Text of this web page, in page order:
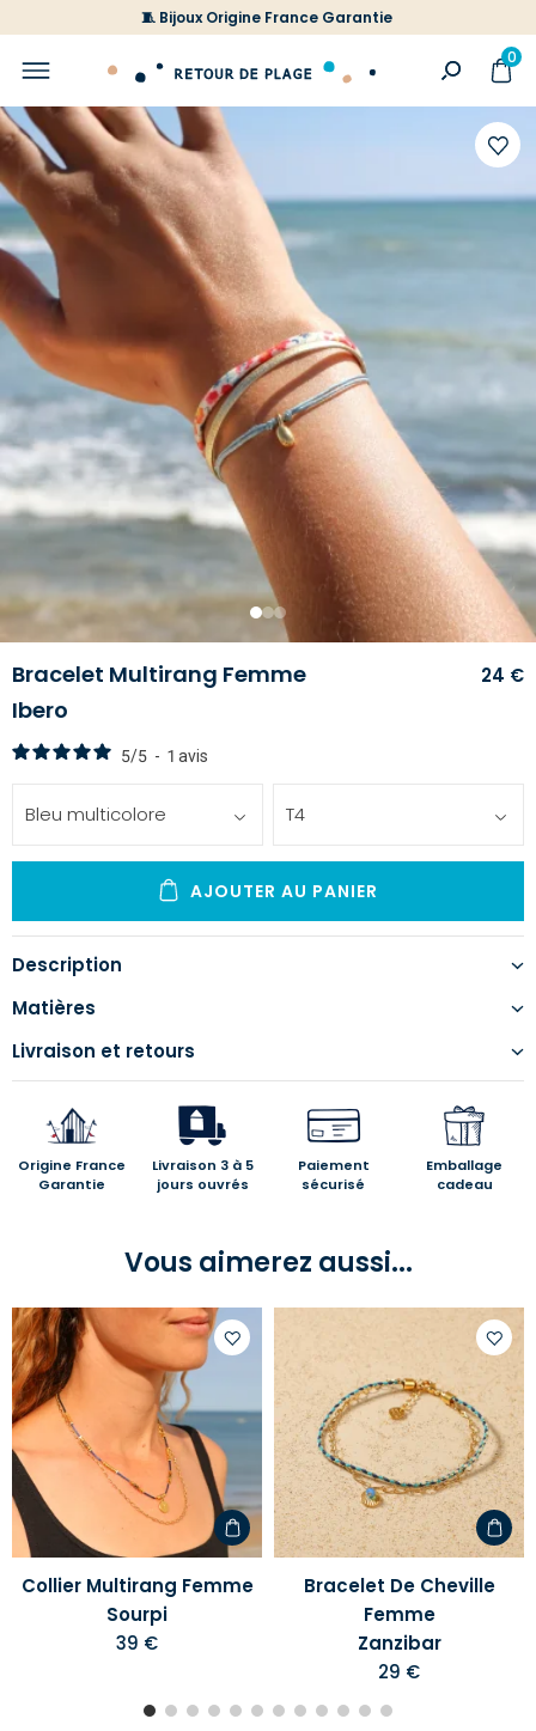
🧵 Bijoux Origine France Garantie
0
1 23
Bracelet Multirang Femme
Ibero
24 €
5/5 - 1 avis
Bleu multicolore T4
AJOUTER AU PANIER
Description
Matières
Livraison et retours
Origine France
Garantie
Livraison 3 à 5
jours ouvrés
Paiement
sécurisé
Emballage
cadeau
Vous aimerez aussi...
votre
liste
d'envies
Collier Multirang Femme
Sourpi
39 €
à
votre
liste
Bracelet De Cheville
Femme
Zanzibar
29 €